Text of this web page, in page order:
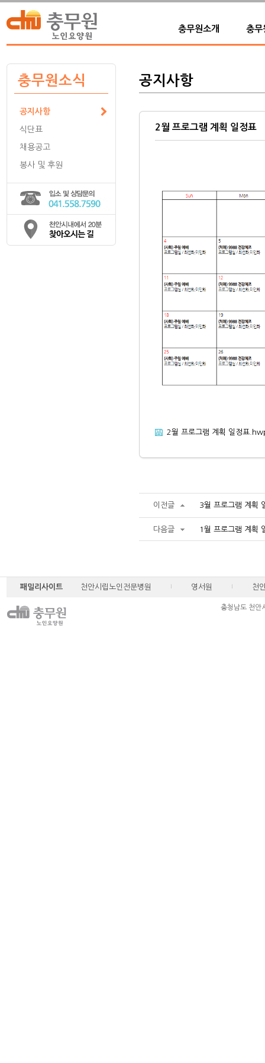
충무원소개 충무
충무원소식
공지사항
식단표
채용공고
봉사 및 후원
공지사항
2월 프로그램 계획 일정표
2월 프로그램 계획 일정표
이전글 3월 프로그램 계획
다음글 1월 프로그램 계획
패밀리사이트 천안시립노인전문병원 영서원 천
충청남도 천